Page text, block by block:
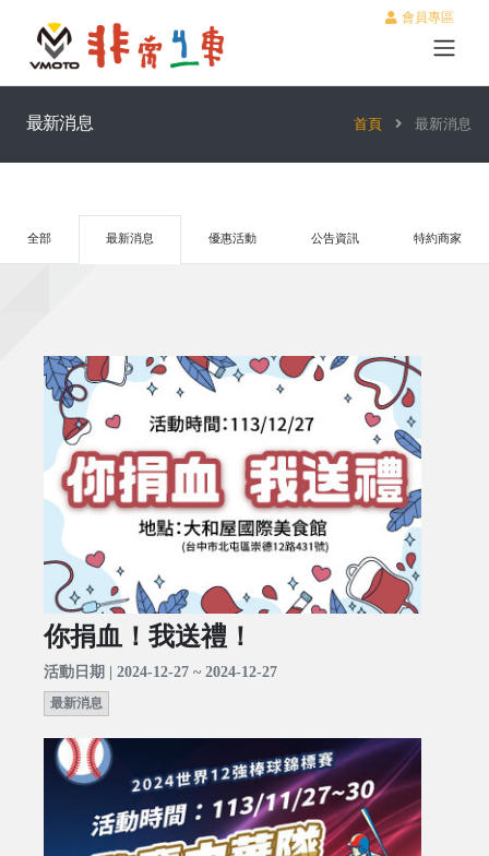
會員專區
最新消息 首頁 最新消息
全部 最新消息 優惠活動 公告資訊 特約商家
你捐血！我送禮！
活動日期 | 2024-12-27 ~ 2024-12-27
最新消息